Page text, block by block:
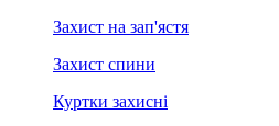
Захист на зап'ястя
Захист спини
Куртки захисні